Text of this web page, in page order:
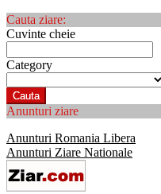
Cauta ziare:
Cuvinte cheie
Category
Cauta
Anunturi ziare
Anunturi Romania Libera
Anunturi Ziare Nationale